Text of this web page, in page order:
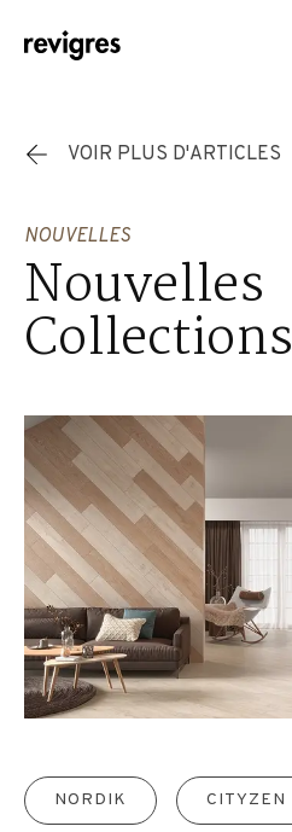
Aller au contenu principal
VOIR PLUS D'ARTICLES
NOUVELLES
Nouvelles
Collections
NORDIK CITYZEN